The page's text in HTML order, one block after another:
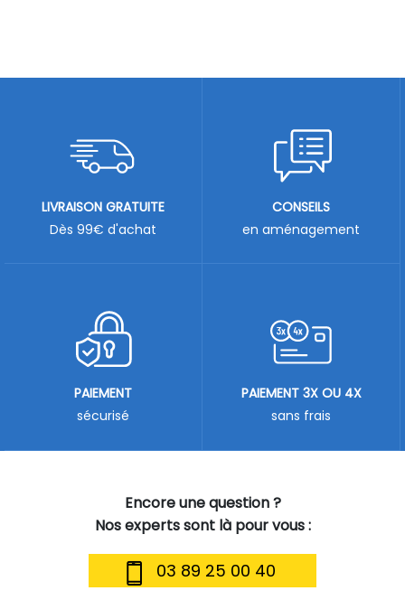
Encore une question ?
Nos experts sont là pour vous :
03 89 25 00 40
LIVRAISON GRATUITE
Dès 99€ d'achat
CONSEILS
en aménagement
PAIEMENT
sécurisé
PAIEMENT 3X OU 4X
sans frais